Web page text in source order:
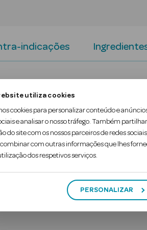
utiliza cookies
cookies para personalizar conteúdo e
e analisar o nosso tráfego. Também
do site com os nossos parceiros de redes
com outras informações que lhes
dos respetivos serviços.
PERSONALIZAR
indicações
ideal de Magnésio e
a força muscular de
graças às suas três